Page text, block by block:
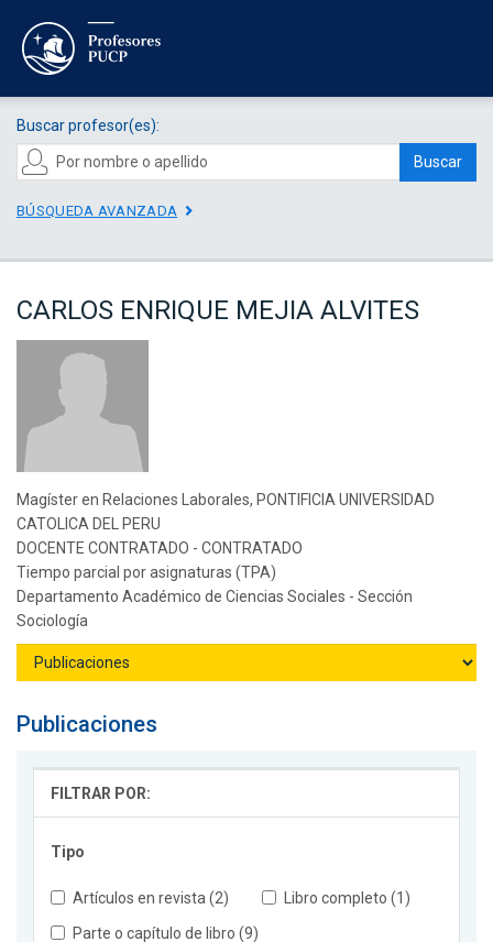
Buscar profesor(es):
Buscar
BÚSQUEDA AVANZADA
CARLOS ENRIQUE MEJIA ALVITES
Magíster en Relaciones Laborales, PONTIFICIA UNIVERSIDAD
CATOLICA DEL PERU
DOCENTE CONTRATADO - CONTRATADO
Tiempo parcial por asignaturas (TPA)
Departamento Académico de Ciencias Sociales - Sección
Sociología
Publicaciones
FILTRAR POR:
Tipo
Artículos en revista (2)
Libro completo (1)
Parte o capítulo de libro (9)